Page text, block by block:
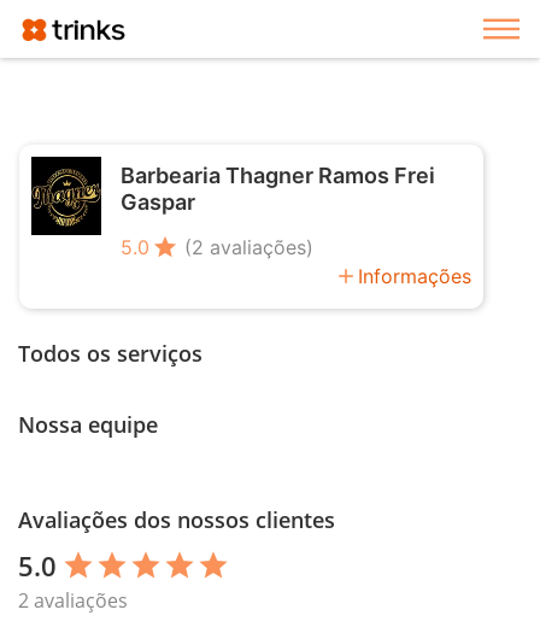
Barbearia Thagner Ramos Frei
Gaspar
5.0 star (2 avaliações)
add Informações
Todos os serviços
Nossa equipe
Avaliações dos nossos clientes
5.0 star star star star star
2 avaliações